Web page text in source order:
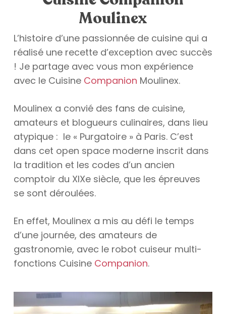
Moulinex
L’histoire d’une passionnée de cuisine qui a
réalisé une recette d’exception avec succès
! Je partage avec vous mon expérience
avec le Cuisine Companion Moulinex.
Moulinex a convié des fans de cuisine,
amateurs et blogueurs culinaires, dans lieu
atypique : le « Purgatoire » à Paris. C’est
dans cet open space moderne inscrit dans
la tradition et les codes d’un ancien
comptoir du XIXe siècle, que les épreuves
se sont déroulées.
En effet, Moulinex a mis au défi le temps
d’une journée, des amateurs de
gastronomie, avec le robot cuiseur multi-
fonctions Cuisine Companion.